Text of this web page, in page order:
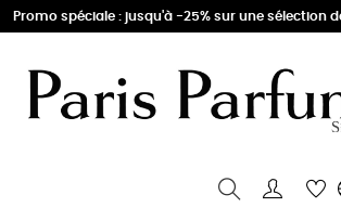
Promo spéciale : jusqu'à -25% sur une sélection